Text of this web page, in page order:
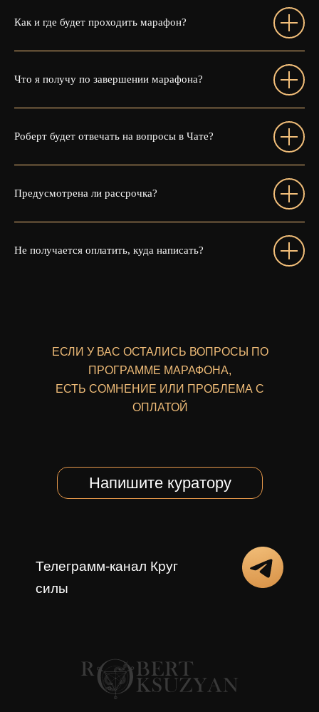
Как и где будет проходить марафон?
Что я получу по завершении марафона?
Роберт будет отвечать на вопросы в Чате?
Предусмотрена ли рассрочка?
Не получается оплатить, куда написать?
Телеграмм-канал Круг
силы
ЕСЛИ У ВАС ОСТАЛИСЬ ВОПРОСЫ ПО
ПРОГРАММЕ МАРАФОНА,
ЕСТЬ СОМНЕНИЕ ИЛИ ПРОБЛЕМА С
ОПЛАТОЙ
Напишите куратору